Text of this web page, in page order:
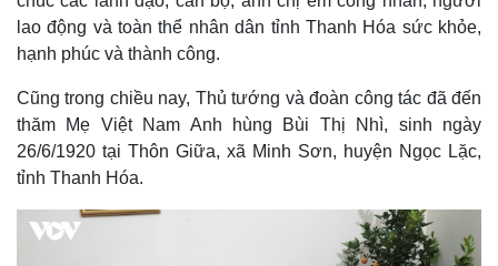
lao động và toàn thể nhân dân tỉnh Thanh Hóa sức khỏe,
hạnh phúc và thành công.
Cũng trong chiều nay, Thủ tướng và đoàn công tác đã đến
thăm Mẹ Việt Nam Anh hùng Bùi Thị Nhì, sinh ngày
26/6/1920 tại Thôn Giữa, xã Minh Sơn, huyện Ngọc Lặc,
tỉnh Thanh Hóa.